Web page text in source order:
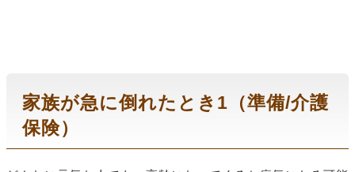
家族が急に倒れたとき1（準備/介護
保険）